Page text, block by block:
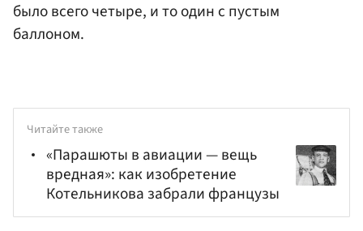
было всего четыре, и то один с пустым
баллоном.
Читайте также
«Парашюты в авиации — вещь
вредная»: как изобретение
Котельникова забрали французы